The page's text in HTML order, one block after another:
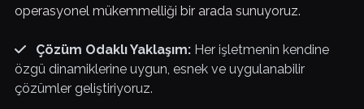
operasyonel mükemmelliği bir arada sunuyoruz.
Çözüm Odaklı Yaklaşım:Her işletmenin kendine
özgü dinamiklerine uygun, esnek ve uygulanabilir
çözümler geliştiriyoruz.